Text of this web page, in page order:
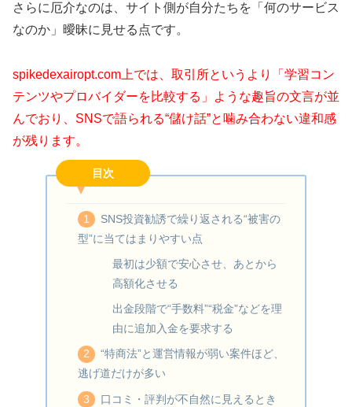
さらに厄介なのは、サイト側が自分たちを「何のサービス
なのか」曖昧に見せる点です。
spikedexairopt.com上では、取引所というより「学習コン
テンツやプロバイダーを比較する」ような趣旨の文言が並
んでおり、SNSで語られる“儲け話”と噛み合わない違和感
が残ります。
目次
SNS投資勧誘で繰り返される“被害の
型”に当てはまりやすい点
最初は少額で安心させ、あとから
高額化させる
出金段階で“手数料”“税金”などを理
由に追加入金を要求する
“特商法”と運営情報が弱い案件ほど、
逃げ道だけが多い
口コミ・評判が不自然に見えるとき